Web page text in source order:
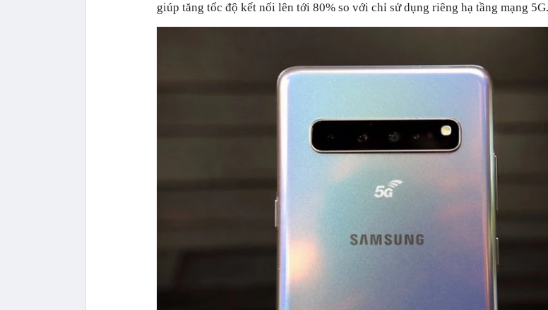
giúp tăng tốc độ kết nối lên tới 80% so với chỉ sử dụng riêng hạ tầng mạng 5G.